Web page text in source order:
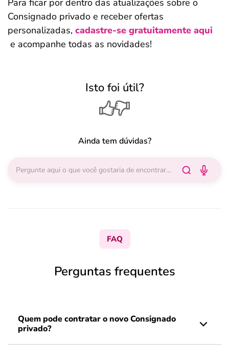
Para ficar por dentro das atualizações sobre o
Consignado privado e receber ofertas
personalizadas, cadastre-se gratuitamente aqui
e acompanhe todas as novidades!
Isto foi útil?
Ainda tem dúvidas?
FAQ
Perguntas frequentes
Quem pode contratar o novo Consignado
privado?